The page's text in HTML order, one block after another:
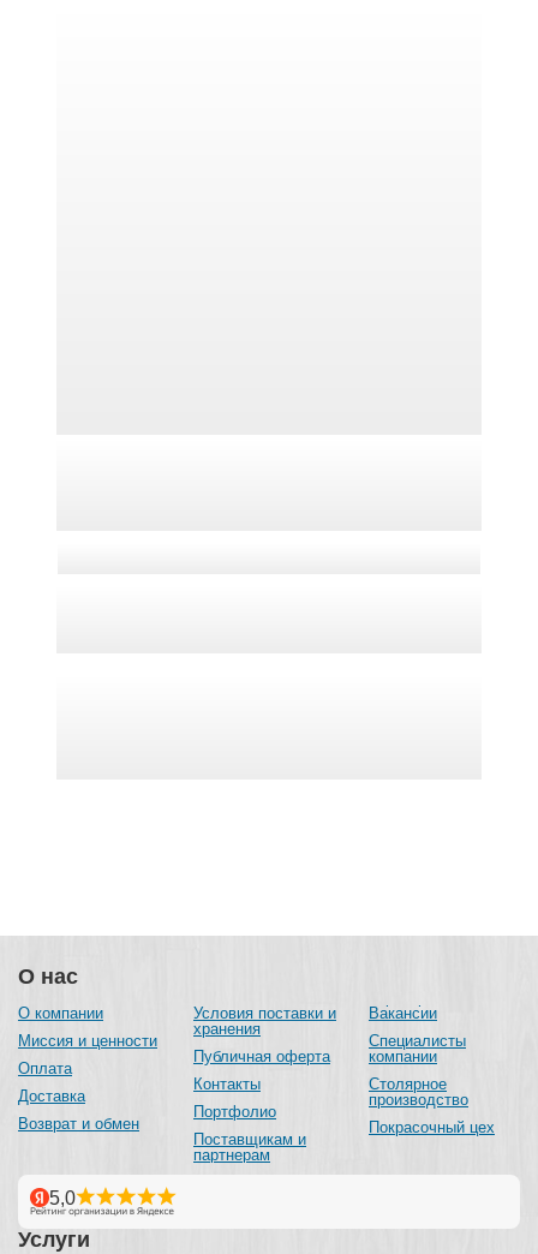
О нас
О компании
Миссия и ценности
Оплата
Доставка
Возврат и обмен
Условия поставки и
хранения
Публичная оферта
Контакты
Портфолио
Поставщикам и
партнерам
Вакансии
Специалисты
компании
Столярное
производство
Покрасочный цех
Услуги